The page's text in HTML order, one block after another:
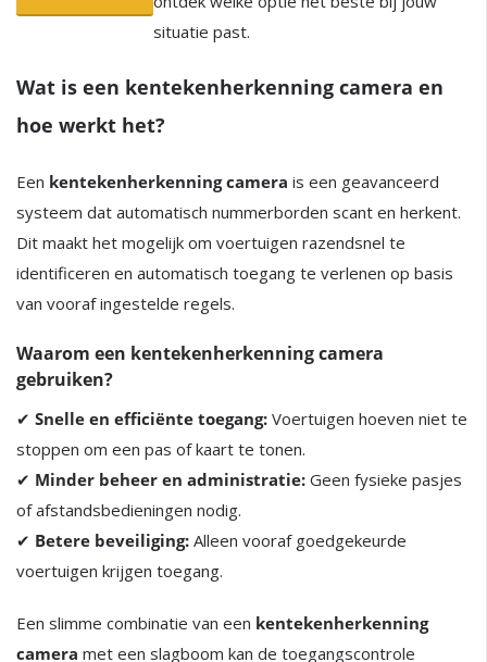
situatie past.
Wat is een kentekenherkenning camera en
hoe werkt het?
Een kentekenherkenning camera is een geavanceerd
systeem dat automatisch nummerborden scant en herkent.
Dit maakt het mogelijk om voertuigen razendsnel te
identificeren en automatisch toegang te verlenen op basis
van vooraf ingestelde regels.
Waarom een kentekenherkenning camera
gebruiken?
✔ Snelle en efficiënte toegang: Voertuigen hoeven niet te
stoppen om een pas of kaart te tonen.
✔ Minder beheer en administratie: Geen fysieke pasjes
of afstandsbedieningen nodig.
✔ Betere beveiliging: Alleen vooraf goedgekeurde
voertuigen krijgen toegang.
Een slimme combinatie van een kentekenherkenning
camera met een slagboom kan de toegangscontrole